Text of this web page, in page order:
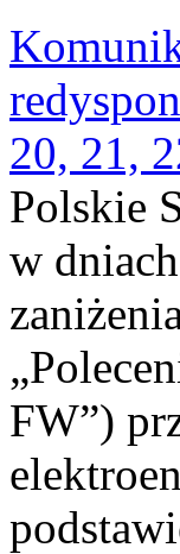
20, 21,
Polskie
w
FW”)